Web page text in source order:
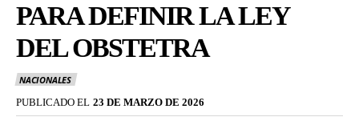
PARA DEFINIR LA LEY
DEL OBSTETRA
NACIONALES
PUBLICADO EL 23 DE MARZO DE 2026